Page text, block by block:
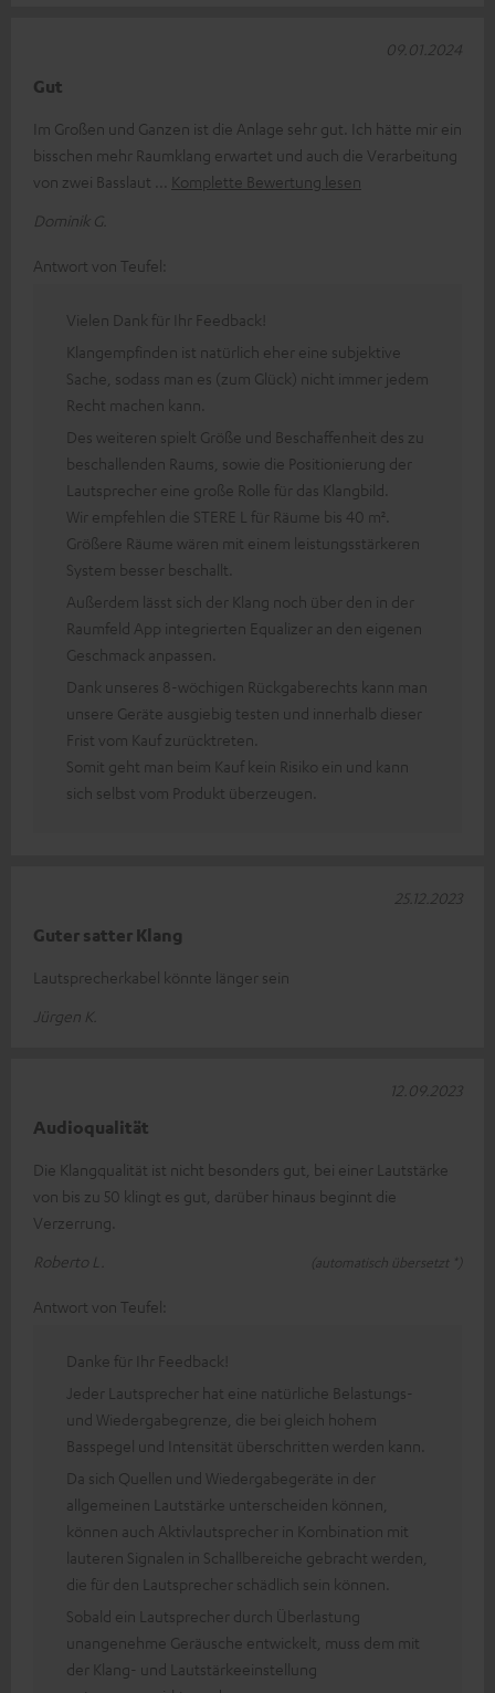
Gut
Im Großen und Ganzen ist die Anlage sehr gut. Ich hätte mir ein
bisschen mehr Raumklang erwartet und auch die Verarbeitung
von zwei Basslaut
Komplette Bewertung lesen
Dominik G.
09.01.2024
Antwort von Teufel:
Vielen Dank für Ihr Feedback!
Klangempfinden ist natürlich eher eine subjektive
Sache, sodass man es (zum Glück) nicht immer jedem
Recht machen kann.
Des weiteren spielt Größe und Beschaffenheit des zu
beschallenden Raums, sowie die Positionierung der
Lautsprecher eine große Rolle für das Klangbild.
Wir empfehlen die STERE L für Räume bis 40 m².
Größere Räume wären mit einem leistungsstärkeren
System besser beschallt.
Außerdem lässt sich der Klang noch über den in der
Raumfeld App integrierten Equalizer an den eigenen
Geschmack anpassen.
Dank unseres 8-wöchigen Rückgaberechts kann man
unsere Geräte ausgiebig testen und innerhalb dieser
Frist vom Kauf zurücktreten.
Somit geht man beim Kauf kein Risiko ein und kann
sich selbst vom Produkt überzeugen.
Guter satter Klang
Lautsprecherkabel könnte länger sein
Jürgen K.
25.12.2023
Audioqualität
Die Klangqualität ist nicht besonders gut, bei einer Lautstärke
von bis zu 50 klingt es gut, darüber hinaus beginnt die
Verzerrung.
Roberto L.
(automatisch übersetzt *)
12.09.2023
Antwort von Teufel:
Danke für Ihr Feedback!
Jeder Lautsprecher hat eine natürliche Belastungs-
und Wiedergabegrenze, die bei gleich hohem
Basspegel und Intensität überschritten werden kann.
Da sich Quellen und Wiedergabegeräte in der
allgemeinen Lautstärke unterscheiden können,
können auch Aktivlautsprecher in Kombination mit
lauteren Signalen in Schallbereiche gebracht werden,
die für den Lautsprecher schädlich sein können.
Sobald ein Lautsprecher durch Überlastung
unangenehme Geräusche entwickelt, muss dem mit
der Klang- und Lautstärkeeinstellung